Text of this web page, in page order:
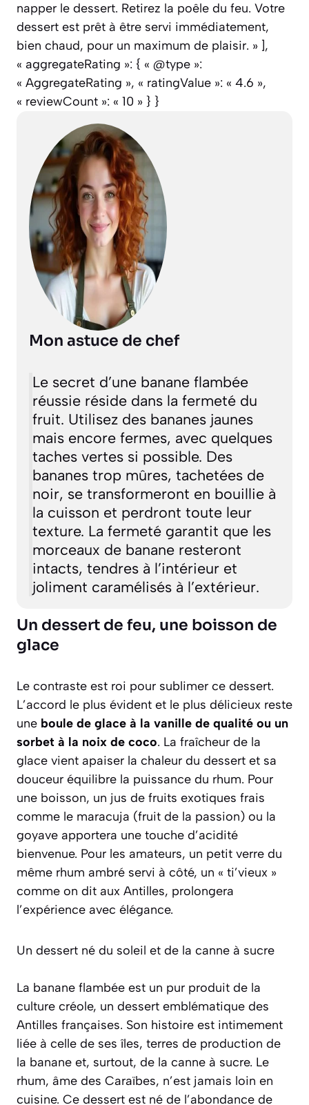
napper le dessert. Retirez la poêle du feu. Votre
dessert est prêt à être servi immédiatement,
bien chaud, pour un maximum de plaisir. » ],
« aggregateRating »: { « @type »:
« AggregateRating », « ratingValue »: « 4.6 »,
« reviewCount »: « 10 » } }
Mon astuce de chef
Le secret d’une banane flambée
réussie réside dans la fermeté du
fruit. Utilisez des bananes jaunes
mais encore fermes, avec quelques
taches vertes si possible. Des
bananes trop mûres, tachetées de
noir, se transformeront en bouillie à
la cuisson et perdront toute leur
texture. La fermeté garantit que les
morceaux de banane resteront
intacts, tendres à l’intérieur et
joliment caramélisés à l’extérieur.
Un dessert de feu, une boisson de
glace
Le contraste est roi pour sublimer ce dessert.
L’accord le plus évident et le plus délicieux reste
une boule de glace à la vanille de qualité ou un
sorbet à la noix de coco. La fraîcheur de la
glace vient apaiser la chaleur du dessert et sa
douceur équilibre la puissance du rhum. Pour
une boisson, un jus de fruits exotiques frais
comme le maracuja (fruit de la passion) ou la
goyave apportera une touche d’acidité
bienvenue. Pour les amateurs, un petit verre du
même rhum ambré servi à côté, un « ti’vieux »
comme on dit aux Antilles, prolongera
l’expérience avec élégance.
Un dessert né du soleil et de la canne à sucre
La banane flambée est un pur produit de la
culture créole, un dessert emblématique des
Antilles françaises. Son histoire est intimement
liée à celle de ses îles, terres de production de
la banane et, surtout, de la canne à sucre. Le
rhum, âme des Caraïbes, n’est jamais loin en
cuisine. Ce dessert est né de l’abondance de